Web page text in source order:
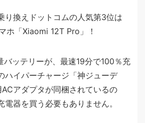
り換えドットコムの人気第3位は
ホ「Xiaomi 12T Pro」！
ッテリーが、最速19分で100％充
ハイパーチャージ「神ジューデ
アダプタが同梱されているの
電器を買う必要もありません。